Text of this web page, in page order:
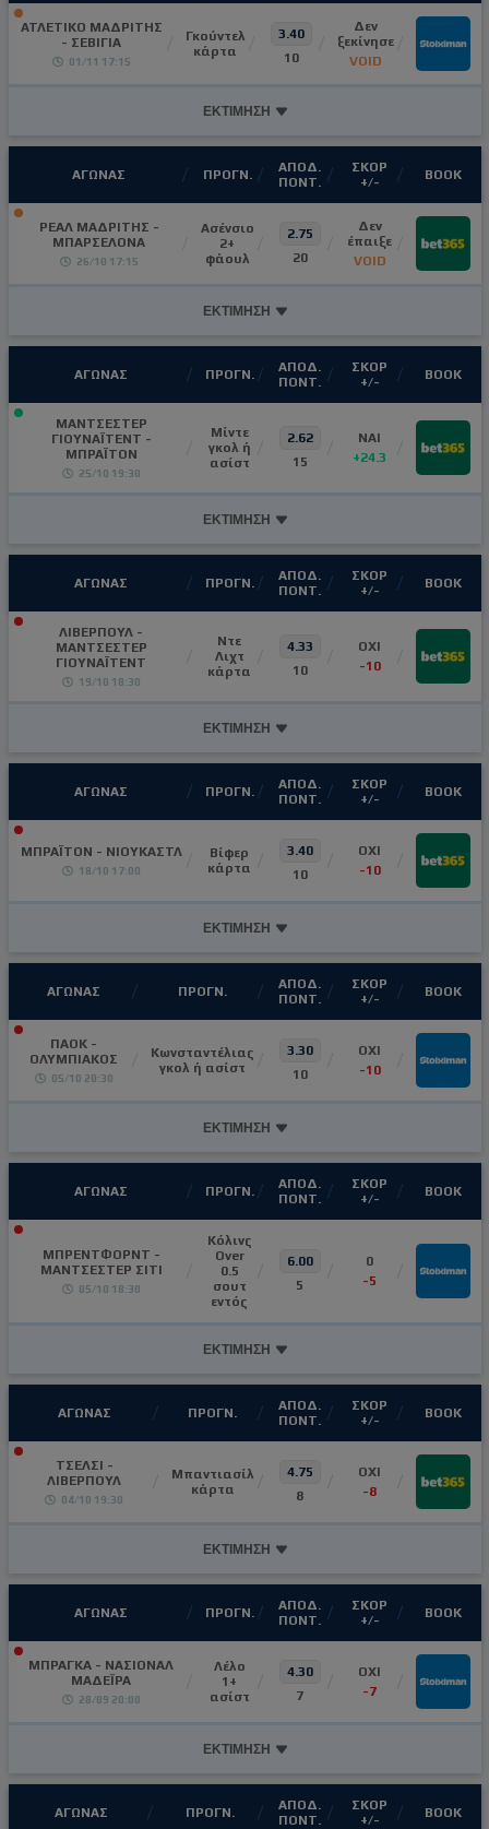
ΑΤΛΕΤΙΚΟ ΜΑΔΡΙΤΗΣ
- ΣΕΒΙΓΙΑ
01/11 17:15
Γκούντελ
κάρτα
3.40
10
Δεν
ξεκίνησε
VOID
ΕΚΤΙΜΗΣΗ
ΑΓΩΝΑΣ ΠΡΟΓΝ.
ΑΠΟΔ.
ΠΟΝΤ.
ΣΚΟΡ
+/-
ΒΟΟΚ
ΡΕΑΛ ΜΑΔΡΙΤΗΣ -
ΜΠΑΡΣΕΛΟΝΑ
26/10 17:15
Ασένσιο
2+
φάουλ
2.75
20
Δεν
έπαιξε
VOID
ΕΚΤΙΜΗΣΗ
ΑΓΩΝΑΣ ΠΡΟΓΝ.
ΑΠΟΔ.
ΠΟΝΤ.
ΣΚΟΡ
+/-
ΒΟΟΚ
ΜΑΝΤΣΕΣΤΕΡ
ΓΙΟΥΝΑΪΤΕΝΤ -
ΜΠΡΑΪΤΟΝ
25/10 19:30
Μίντε
γκολ ή
ασίστ
2.62
15
NAI
+24.3
ΕΚΤΙΜΗΣΗ
ΑΓΩΝΑΣ ΠΡΟΓΝ.
ΑΠΟΔ.
ΠΟΝΤ.
ΣΚΟΡ
+/-
ΒΟΟΚ
ΛΙΒΕΡΠΟΥΛ -
ΜΑΝΤΣΕΣΤΕΡ
ΓΙΟΥΝΑΪΤΕΝΤ
19/10 18:30
Ντε
Λιχτ
κάρτα
4.33
10
OXI
-10
ΕΚΤΙΜΗΣΗ
ΑΓΩΝΑΣ ΠΡΟΓΝ.
ΑΠΟΔ.
ΠΟΝΤ.
ΣΚΟΡ
+/-
ΒΟΟΚ
ΜΠΡΑΪΤΟΝ - ΝΙΟΥΚΑΣΤΛ
18/10 17:00
Βίφερ
κάρτα
3.40
10
ΟΧΙ
-10
ΕΚΤΙΜΗΣΗ
ΑΓΩΝΑΣ ΠΡΟΓΝ.
ΑΠΟΔ.
ΠΟΝΤ.
ΣΚΟΡ
+/-
ΒΟΟΚ
ΠΑΟΚ -
ΟΛΥΜΠΙΑΚΟΣ
05/10 20:30
Κωνσταντέλιας
γκολ ή ασίστ
3.30
10
OXI
-10
ΕΚΤΙΜΗΣΗ
ΑΓΩΝΑΣ ΠΡΟΓΝ.
ΑΠΟΔ.
ΠΟΝΤ.
ΣΚΟΡ
+/-
ΒΟΟΚ
ΜΠΡΕΝΤΦΟΡΝΤ -
ΜΑΝΤΣΕΣΤΕΡ ΣΙΤΙ
05/10 18:30
Κόλινς
Over
0.5
σουτ
εντός
6.00
5
0
-5
ΕΚΤΙΜΗΣΗ
ΑΓΩΝΑΣ ΠΡΟΓΝ.
ΑΠΟΔ.
ΠΟΝΤ.
ΣΚΟΡ
+/-
ΒΟΟΚ
ΤΣΕΛΣΙ -
ΛΙΒΕΡΠΟΥΛ
04/10 19:30
Μπαντιασίλ
κάρτα
4.75
8
ΟΧΙ
-8
ΕΚΤΙΜΗΣΗ
ΑΓΩΝΑΣ ΠΡΟΓΝ.
ΑΠΟΔ.
ΠΟΝΤ.
ΣΚΟΡ
+/-
ΒΟΟΚ
ΜΠΡΑΓΚΑ - ΝΑΣΙΟΝΑΛ
ΜΑΔΕΪΡΑ
28/09 20:00
Λέλο
1+
ασίστ
4.30
7
OXI
-7
ΕΚΤΙΜΗΣΗ
ΑΓΩΝΑΣ ΠΡΟΓΝ.
ΑΠΟΔ.
ΠΟΝΤ.
ΣΚΟΡ
+/-
ΒΟΟΚ